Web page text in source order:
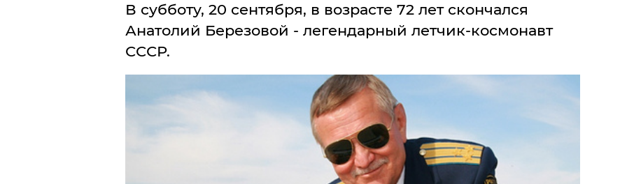
В субботу, 20 сентября, в возрасте 72 лет скончался
Анатолий Березовой - легендарный летчик-космонавт
СССР.